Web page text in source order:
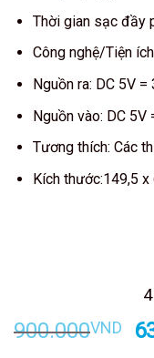
Thời gian sạc đầy
Công nghệ/Tiện
Nguồn ra: DC 5V
Nguồn vào: DC 5V
Tương thích: Các
Kích thước:149,5
900.000VND